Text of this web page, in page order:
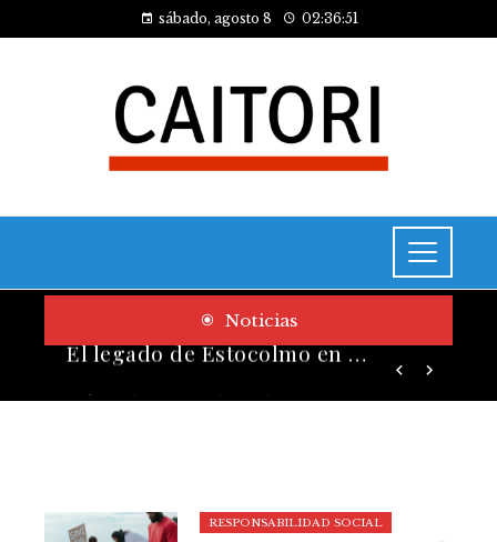
sábado, agosto 8 02:36:52
Noticias
El legado de Estocolmo en acuerdos sobre contaminación y biodiversidad
RESPONSABILIDAD SOCIAL